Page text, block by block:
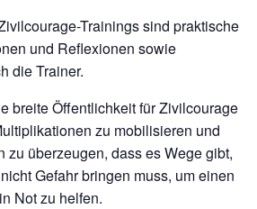
Trainings sind praktische
und Reflexionen sowie
die Trainer.
breite Öffentlichkeit für Zivilcourage
zu mobilisieren und
zu überzeugen, dass es Wege gibt,
Gefahr bringen muss, um einen
Not zu helfen.